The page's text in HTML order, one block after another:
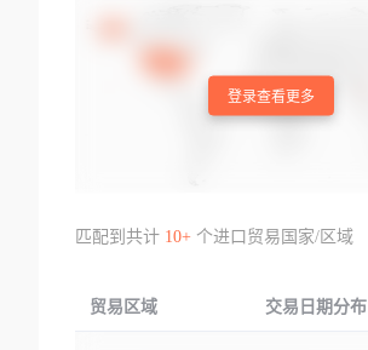
登录查看更多
匹配到共计 10+个进口贸易国家/区域
贸易区域 交易日期分布